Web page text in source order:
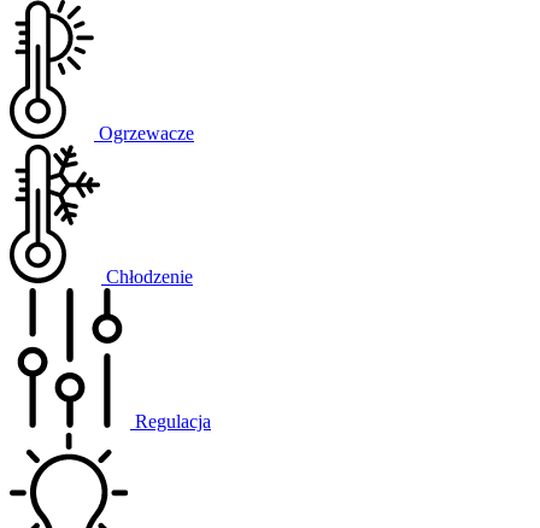
Ogrzewacze
Chłodzenie
Regulacja